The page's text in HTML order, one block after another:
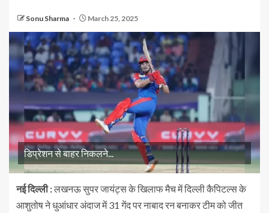
Sonu Sharma March 25, 2025
डिप्रेशन से बाहर निकलने...
नई दिल्ली :लखनऊ सुपर जायंट्स के खिलाफ मैच में दिल्ली कैपिटल्स के
आशुतोष ने धुआंधार अंदाज में 31 गेंद पर नाबाद रन बनाकर टीम को जीत